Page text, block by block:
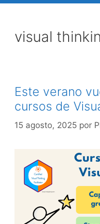
visual
Este verano
cursos de
15 agosto, 2025 por